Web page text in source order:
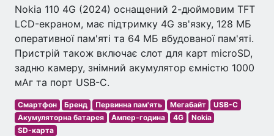
Nokia 110 4G (2024) оснащений 2-дюймовим TFT
LCD-екраном, має підтримку 4G зв'язку, 128 МБ
оперативної пам'яті та 64 МБ вбудованої пам'яті.
Пристрій також включає слот для карт microSD,
задню камеру, знімний акумулятор ємністю 1000
мАг та порт USB-C.
Смартфон Бренд Первинна пам'ять Мегабайт
USB-C
Акумуляторна батарея
Ампер-година 4G
Nokia
SD-карта